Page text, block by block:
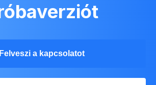
Felveszi a kapcsolatot